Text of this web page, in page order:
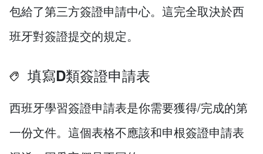
包給了第三方簽證申請中心。這完全取決於西
班牙對簽證提交的規定。
填寫D類簽證申請表
西班牙學習簽證申請表是你需要獲得/完成的第
一份文件。這個表格不應該和申根簽證申請表